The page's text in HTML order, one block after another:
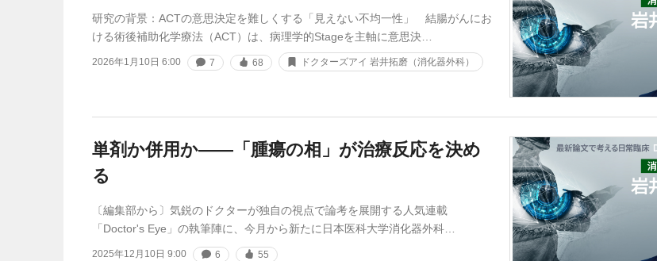
研究の背景：ACTの意思決定を難しくする「見えない不均一性」 結腸がんにお
ける術後補助化学療法（ACT）は、病理学的Stageを主軸に意思決…
2026年1月10日 6:00 7 68 ドクターズアイ 岩井拓磨（消化器外科）
単剤か併用か――「腫瘍の相」が治療反応を決め
る
〔編集部から〕気鋭のドクターが独自の視点で論考を展開する人気連載
「Doctor's Eye」の執筆陣に、今月から新たに日本医科大学消化器外科…
2025年12月10日 9:00 6
55